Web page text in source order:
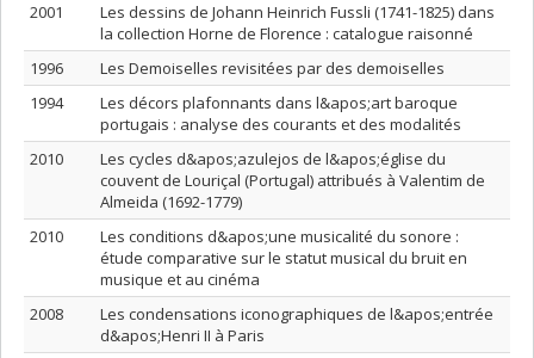
2001
Les dessins de Johann Heinrich Fussli (1741-1825) dans
la collection Horne de Florence : catalogue raisonné
1996
Les Demoiselles revisitées par des demoiselles
1994
Les décors plafonnants dans l&apos;art baroque
portugais : analyse des courants et des modalités
2010
Les cycles d&apos;azulejos de l&apos;église du
couvent de Louriçal (Portugal) attribués à Valentim de
Almeida (1692-1779)
2010
Les conditions d&apos;une musicalité du sonore :
étude comparative sur le statut musical du bruit en
musique et au cinéma
2008
Les condensations iconographiques de l&apos;entrée
d&apos;Henri II à Paris